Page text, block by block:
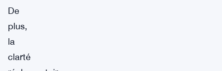
De
plus,
la
clarté